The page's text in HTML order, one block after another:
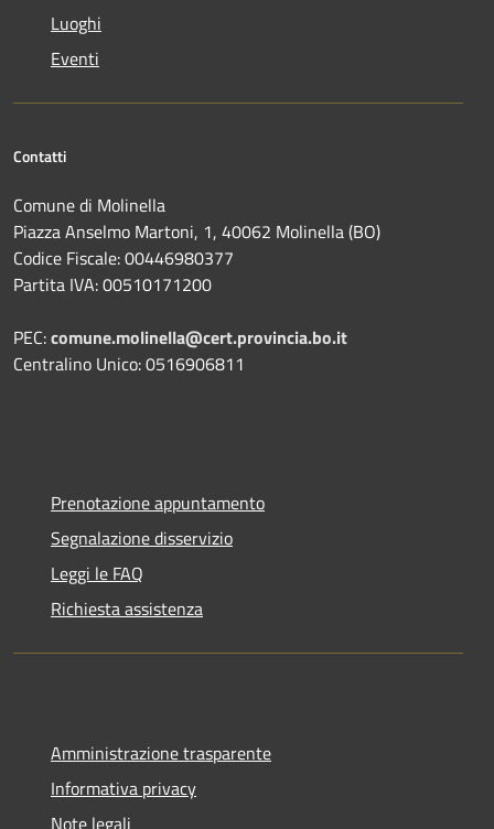
Luoghi
Eventi
Contatti
Comune di Molinella
Piazza Anselmo Martoni, 1, 40062 Molinella (BO)
Codice Fiscale: 00446980377
Partita IVA: 00510171200
PEC:comune.molinella@cert.provincia.bo.it
Centralino Unico: 0516906811
Prenotazione appuntamento
Segnalazione disservizio
Leggi le FAQ
Richiesta assistenza
Amministrazione trasparente
Informativa privacy